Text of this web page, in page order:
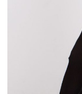
przewiewnych
na całym świecie.
są znane od